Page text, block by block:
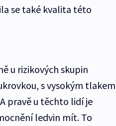
se také kvalita této
u rizikových skupin
s vysokým tlakem
pravě u těchto lidí je
ledvin mít. To